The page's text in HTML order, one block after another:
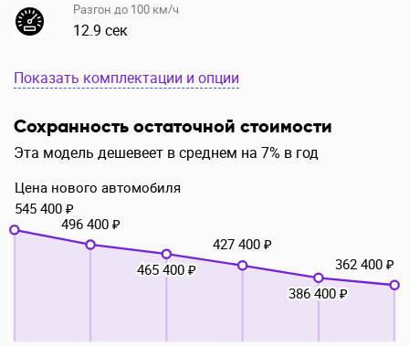
Разгон до 100 км/ч
12.9 сек
Показать комплектации и опции
Сохранность остаточной стоимости
Эта модель дешевеет в среднем на 7% в год
Цена нового автомобиля
545 400 ₽
496 400 ₽
465 400 ₽
427 400 ₽
386 400 ₽
362 400 ₽